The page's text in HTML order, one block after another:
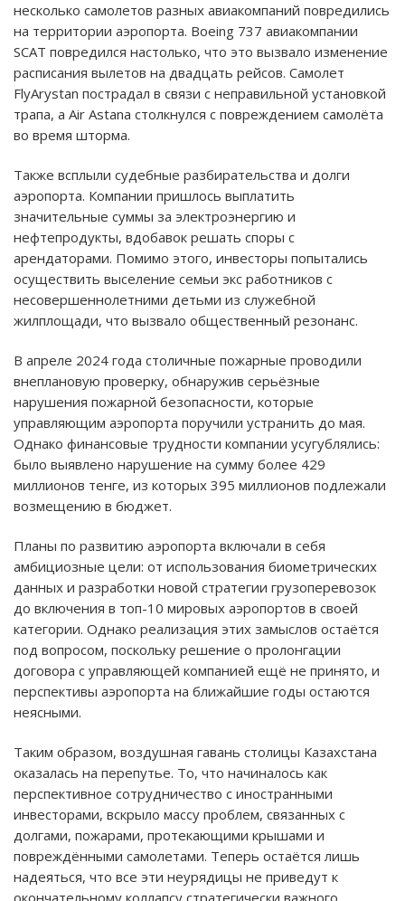
несколько самолетов разных авиакомпаний повредились
на территории аэропорта. Boeing 737 авиакомпании
SCAT повредился настолько, что это вызвало изменение
расписания вылетов на двадцать рейсов. Самолет
FlyArystan пострадал в связи с неправильной установкой
трапа, а Air Astana столкнулся с повреждением самолёта
во время шторма.
Также всплыли судебные разбирательства и долги
аэропорта. Компании пришлось выплатить
значительные суммы за электроэнергию и
нефтепродукты, вдобавок решать споры с
арендаторами. Помимо этого, инвесторы попытались
осуществить выселение семьи экс работников с
несовершеннолетними детьми из служебной
жилплощади, что вызвало общественный резонанс.
В апреле 2024 года столичные пожарные проводили
внеплановую проверку, обнаружив серьёзные
нарушения пожарной безопасности, которые
управляющим аэропорта поручили устранить до мая.
Однако финансовые трудности компании усугублялись:
было выявлено нарушение на сумму более 429
миллионов тенге, из которых 395 миллионов подлежали
возмещению в бюджет.
Планы по развитию аэропорта включали в себя
амбициозные цели: от использования биометрических
данных и разработки новой стратегии грузоперевозок
до включения в топ-10 мировых аэропортов в своей
категории. Однако реализация этих замыслов остаётся
под вопросом, поскольку решение о пролонгации
договора с управляющей компанией ещё не принято, и
перспективы аэропорта на ближайшие годы остаются
неясными.
Таким образом, воздушная гавань столицы Казахстана
оказалась на перепутье. То, что начиналось как
перспективное сотрудничество с иностранными
инвесторами, вскрыло массу проблем, связанных с
долгами, пожарами, протекающими крышами и
повреждёнными самолетами. Теперь остаётся лишь
надеяться, что все эти неурядицы не приведут к